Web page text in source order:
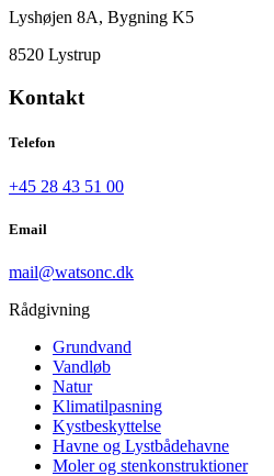
Lyshøjen 8A, Bygning K5
8520 Lystrup
Kontakt
Telefon
+45 28 43 51 00
Email
mail@watsonc.dk
Rådgivning
Grundvand
Vandløb
Natur
Klimatilpasning
Kystbeskyttelse
Havne og Lystbådehavne
Moler og stenkonstruktioner